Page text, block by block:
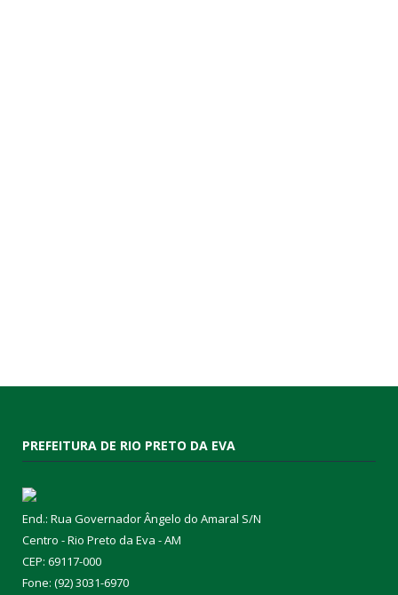
PREFEITURA DE RIO PRETO DA EVA
End.: Rua Governador Ângelo do Amaral S/N
Centro - Rio Preto da Eva - AM
CEP: 69117-000
Fone: (92) 3031-6970